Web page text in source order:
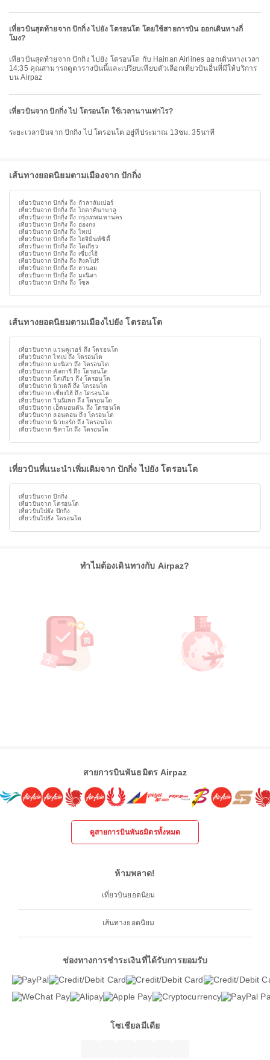
เที่ยวบินสุดท้ายจาก ปักกิ่ง ไปยัง โตรอนโต โดยใช้สายการบิน ออกเดินทางกี่
โมง?
เที่ยวบินสุดท้ายจาก ปักกิ่ง ไปยัง โตรอนโต กับ Hainan Airlines ออกเดินทางเวลา
14:35 คุณสามารถดูตารางบินนี้และเปรียบเทียบตัวเลือกเที่ยวบินอื่นที่มีให้บริการ
บน Airpaz
เที่ยวบินจาก ปักกิ่ง ไป โตรอนโต ใช้เวลานานเท่าไร?
ระยะเวลาบินจาก ปักกิ่ง ไป โตรอนโต อยู่ที่ประมาณ 13ชม. 35นาที
เส้นทางยอดนิยมตามเมืองจาก ปักกิ่ง
เที่ยวบินจาก ปักกิ่ง ถึง กัวลาลัมเปอร์
เที่ยวบินจาก ปักกิ่ง ถึง โกตาคินาบาลู
เที่ยวบินจาก ปักกิ่ง ถึง กรุงเทพมหานคร
เที่ยวบินจาก ปักกิ่ง ถึง ฮ่องกง
เที่ยวบินจาก ปักกิ่ง ถึง ไทเป
เที่ยวบินจาก ปักกิ่ง ถึง โฮจิมินห์ซิตี้
เที่ยวบินจาก ปักกิ่ง ถึง โตเกียว
เที่ยวบินจาก ปักกิ่ง ถึง เซี่ยงไฮ้
เที่ยวบินจาก ปักกิ่ง ถึง สิงคโปร์
เที่ยวบินจาก ปักกิ่ง ถึง ฮานอย
เที่ยวบินจาก ปักกิ่ง ถึง มะนิลา
เที่ยวบินจาก ปักกิ่ง ถึง โซล
เส้นทางยอดนิยมตามเมืองไปยัง โตรอนโต
เที่ยวบินจาก แวนคูเวอร์ ถึง โตรอนโต
เที่ยวบินจาก ไทเป ถึง โตรอนโต
เที่ยวบินจาก มะนิลา ถึง โตรอนโต
เที่ยวบินจาก คัลการี ถึง โตรอนโต
เที่ยวบินจาก โตเกียว ถึง โตรอนโต
เที่ยวบินจาก นิวเดลี ถึง โตรอนโต
เที่ยวบินจาก เซี่ยงไฮ้ ถึง โตรอนโต
เที่ยวบินจาก วินนิเพก ถึง โตรอนโต
เที่ยวบินจาก เอ็ดมอนตัน ถึง โตรอนโต
เที่ยวบินจาก ลอนดอน ถึง โตรอนโต
เที่ยวบินจาก นิวยอร์ก ถึง โตรอนโต
เที่ยวบินจาก ชิคาโก ถึง โตรอนโต
เที่ยวบินที่แนะนำเพิ่มเติมจาก ปักกิ่ง ไปยัง โตรอนโต
เที่ยวบินจาก ปักกิ่ง
เที่ยวบินจาก โตรอนโต
เที่ยวบินไปยัง ปักกิ่ง
เที่ยวบินไปยัง โตรอนโต
ทำไมต้องเดินทางกับ Airpaz?
สายการบินพันธมิตร Airpaz
ดูสายการบินพันธมิตรทั้งหมด
ห้ามพลาด!
เที่ยวบินยอดนิยม
เส้นทางยอดนิยม
ช่องทางการชำระเงินที่ได้รับการยอมรับ
โซเชียลมีเดีย